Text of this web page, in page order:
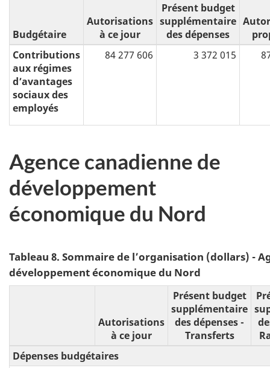
Budgétaire
Autorisations
à ce jour
Présent budget
supplémentaire
des dépenses
Contributions
aux régimes
d’avantages
sociaux des
employés
84 277 606 3 372 015
Agence canadienne de
développement
économique du Nord
Tableau 8. Sommaire de l’organisation (dollars) -
développement économique du Nord
Autorisations
à ce jour
Présent budget
supplémentaire
des dépenses -
Transferts
Dépenses budgétaires